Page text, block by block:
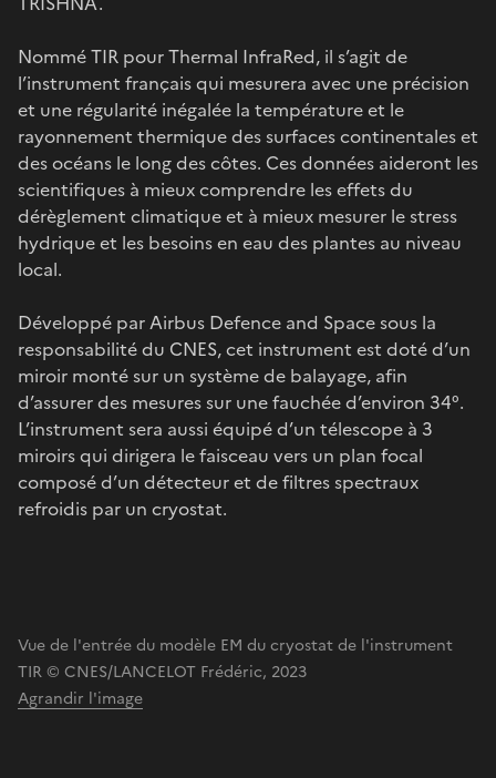
Nommé TIR pour Thermal InfraRed, il s’agit de
l’instrument français qui mesurera avec une précision
et une régularité inégalée la température et le
rayonnement thermique des surfaces continentales et
des océans le long des côtes. Ces données aideront les
scientifiques à mieux comprendre les effets du
dérèglement climatique et à mieux mesurer le stress
hydrique et les besoins en eau des plantes au niveau
local.
Développé par Airbus Defence and Space sous la
responsabilité du CNES, cet instrument est doté d’un
miroir monté sur un système de balayage, afin
d’assurer des mesures sur une fauchée d’environ 34°.
L’instrument sera aussi équipé d’un télescope à 3
miroirs qui dirigera le faisceau vers un plan focal
composé d’un détecteur et de filtres spectraux
refroidis par un cryostat.
Vue de l'entrée du modèle EM du cryostat de l'instrument
TIR © CNES/LANCELOT Frédéric, 2023
Agrandir l'image